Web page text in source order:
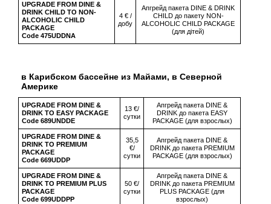
UPGRADE FROM DINE &
DRINK CHILD TO NON-
ALCOHOLIC CHILD
PACKAGE
Code 475UDDNA
4 € /
добу
Апгрейд пакета DINE & DRINK
CHILD до пакету NON-
ALCOHOLIC CHILD PACKAGE
(для дітей)
в Карибском бассейне из Майами, в Северной
Америке
UPGRADE FROM DINE &
DRINK TO EASY PACKAGE
Code 689UNDDE
13 €/
сутки
Апгрейд пакета DINE &
DRINK до пакета EASY
PACKAGE (для взрослых)
UPGRADE FROM DINE &
DRINK TO PREMIUM
PACKAGE
Code 669UDDP
35,5
€/
сутки
Апгрейд пакета DINE &
DRINK до пакета PREMIUM
PACKAGE (для взрослых)
UPGRADE FROM DINE &
DRINK TO PREMIUM PLUS
PACKAGE
Code 699UDDPP
50 €/
сутки
Апгрейд пакета DINE &
DRINK до пакета PREMIUM
PLUS PACKAGE (для
взрослых)